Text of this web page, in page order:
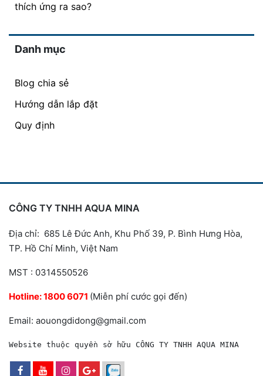
thích ứng ra sao?
Danh mục
Blog chia sẻ
Hướng dẫn lắp đặt
Quy định
CÔNG TY TNHH AQUA MINA
Địa chỉ: 685 Lê Đức Anh, Khu Phố 39, P. Bình Hưng Hòa,
TP. Hồ Chí Minh, Việt Nam
MST : 0314550526
Hotline:1800 6071 (Miễn phí cước gọi đến)
Email: aouongdidong@gmail.com
Website thuộc quyền sở hữu CÔNG TY TNHH AQUA MINA